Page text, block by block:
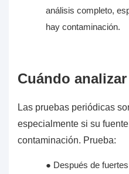
análisis completo,
hay contaminación.
Cuándo
Las pruebas periódicas
especialmente si su
contaminación. Prueba:
● Después de